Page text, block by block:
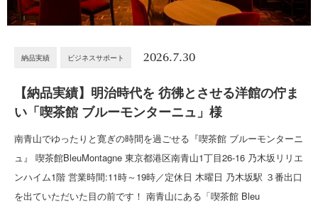
納品実績 ビジネスサポート 2026.7.30
【納品実績】明治時代を 彷彿とさせる洋館の佇ま
い「喫茶館 ブルーモンターニュ」様
南青山でゆったりと寛ぎの時間を過ごせる『喫茶館 ブルーモンターニ
ュ』 喫茶館BleuMontagne 東京都港区南青山1丁目26-16 乃木坂リリエ
ンハイム1階 営業時間:11時～19時／定休日 木曜日 乃木坂駅 ３番出口
を出ていただいた目の前です！ 南青山にある「喫茶館 Bleu